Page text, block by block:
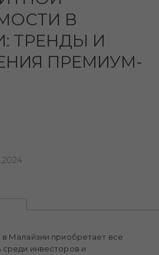
В
ТРЕНДЫ И
ПРЕМИУМ-
Малайзии приобретает все
инвесторов и